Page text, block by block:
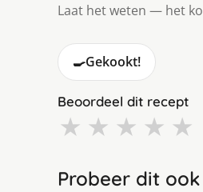
Laat het weten — het
🍳Gekookt!
Beoordeel dit recept
★ ★ ★ ★ ★
Probeer dit ook